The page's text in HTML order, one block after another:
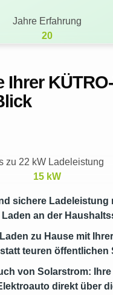
Jahre Erfahrung
20
Ihrer
zu 22 kW Ladeleistung
15 kW
sichere Ladeleistung
an der
zu Hause mit
teuren öffentlichen
von Solarstrom: Ihre
direkt über